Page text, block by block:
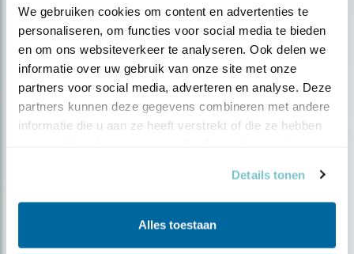
We gebruiken cookies om content en advertenties te
personaliseren, om functies voor social media te bieden
en om ons websiteverkeer te analyseren. Ook delen we
informatie over uw gebruik van onze site met onze
partners voor social media, adverteren en analyse. Deze
partners kunnen deze gegevens combineren met andere
informatie die u aan ze heeft verstrekt of die ze hebben
Details tonen
Alles toestaan